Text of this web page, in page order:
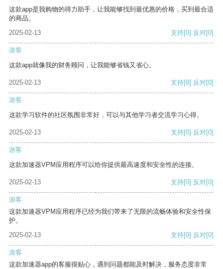
这款app是我购物的得力助手，让我能够找到最优惠的价格，买到最合适
的商品。
2025-02-13
支持[0] 反对[0]
游客
这款app就像我的财务顾问，让我能够省钱又省心。
2025-02-13 支持[0] 反对[0]
游客
这款学习软件的社区氛围非常好，可以与其他学习者交流学习心得。
2025-02-13 支持[0] 反对[0]
游客
这款加速器VPM应用程序可以给你提供最高速度和安全性的连接。
2025-02-13 支持[0] 反对[0]
游客
这款加速器VPM应用程序已经为我们带来了无限的流畅体验和安全性保
护。
2025-02-13
支持[0] 反对[0]
游客
这款加速器app的客服很贴心，遇到问题都能及时解决，服务态度非常